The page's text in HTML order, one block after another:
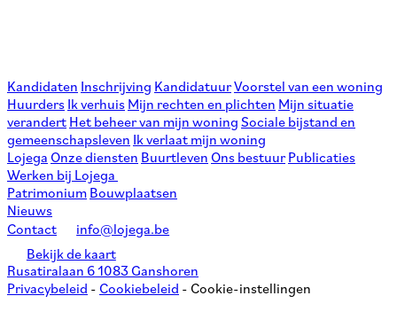
Kandidaten Inschrijving KandidatuurVoorstel van een woning
Huurders Ik verhuis Mijn rechten en plichten Mijn situatie
verandert Het beheer van mijn woning Sociale bijstand en
gemeenschapsleven Ik verlaat mijn woning
Lojega Onze diensten Buurtleven Ons bestuur Publicaties
Werken bij Lojega
Patrimonium Bouwplaatsen
Nieuws
Contact
info@lojega.be
Bekijk de kaart
Rusatiralaan 6 1083 Ganshoren
Privacybeleid - Cookiebeleid - Cookie-instellingen